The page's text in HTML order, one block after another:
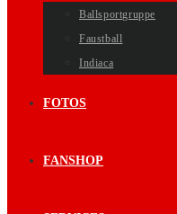
Ballsportgruppe
Faustball
Indiaca
FOTOS
FANSHOP